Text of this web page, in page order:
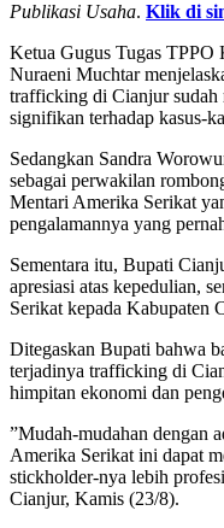
Publikasi Usaha. Klik di
Ketua Gugus Tugas TPPO
Nuraeni Muchtar
trafficking di Cianjur sudah
signifikan terhadap kasus-
Sedangkan Sandra
sebagai perwakilan
Mentari Amerika Serikat
pengalamannya yang
Sementara itu, Bupati
apresiasi atas kepedulian,
Serikat kepada Kabupaten
Ditegaskan Bupati bahwa
terjadinya trafficking di
himpitan ekonomi dan
”Mudah-mudahan dengan
Amerika Serikat ini dapat
stickholder-nya lebih
Cianjur, Kamis (23/8).